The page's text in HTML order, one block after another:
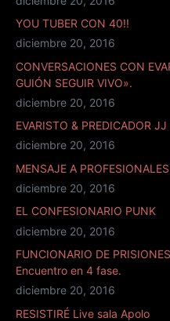
YOU TUBER CON 40!!
diciembre 20, 2016
CONVERSACIONES CON
GUIÓN SEGUIR VIVO».
diciembre 20, 2016
EVARISTO & PREDICADOR
diciembre 20, 2016
MENSAJE A
diciembre 20, 2016
EL CONFESIONARIO PUNK
diciembre 20, 2016
FUNCIONARIO DE
Encuentro en 4 fase.
diciembre 20, 2016
RESISTIRÉ Live sala Apolo